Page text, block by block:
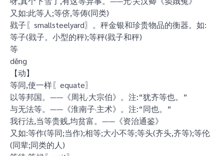
又如:此等人;等侪,等俦(同类)
戥子〖smallsteelyard〗。秤金银和珍贵物品的衡器。如:
等子(戥子。小型的秤);等秤(戥子和秤)
等
děng
【动】
等同,使一样〖equate〗
以等邦国。——《周礼·大宗伯》。注:“犹齐等也。”
与无法等。——《淮南子·主术》。注:“同也。”
我行法,当等贵贱,均贫富。——《资治通鉴》
又如:等作(等同;当作);相等;大小不等;等头(齐头,齐等);等伦
(同辈;同类的人)